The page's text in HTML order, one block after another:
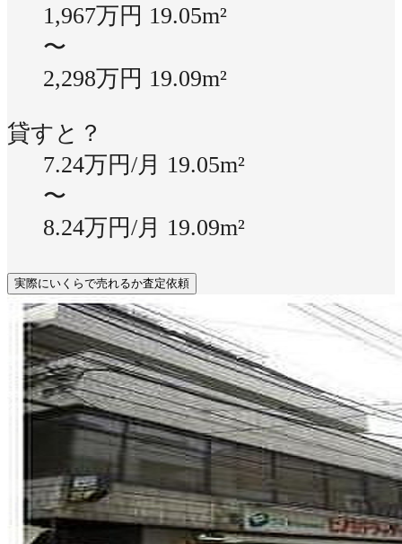
1,967万円 19.05m²
〜
2,298万円 19.09m²
貸すと？
7.24万円/月 19.05m²
〜
8.24万円/月 19.09m²
実際にいくらで売れるか査定依頼